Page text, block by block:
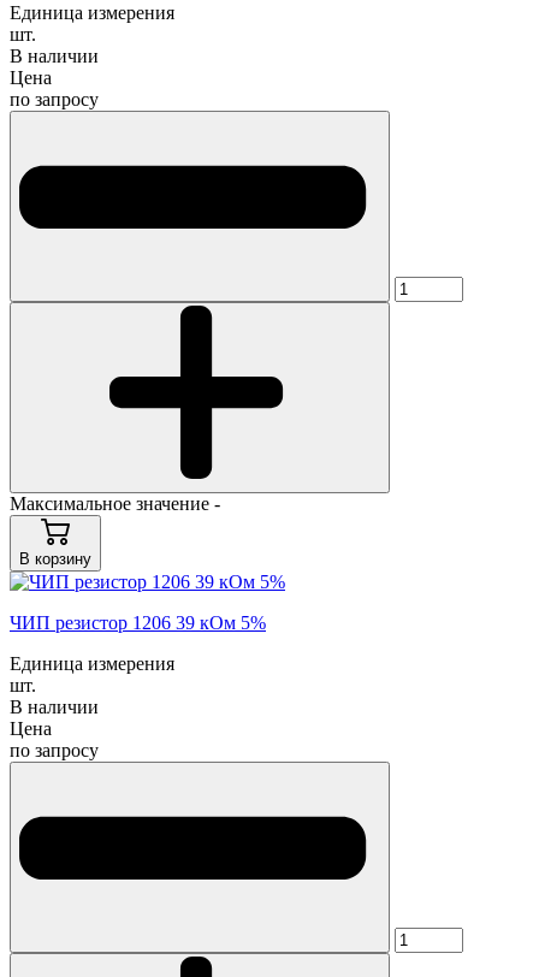
Единица измерения
шт.
В наличии
Цена
по запросу
Максимальное значение -
В корзину
ЧИП резистор 1206 39 кОм 5%
Единица измерения
шт.
В наличии
Цена
по запросу